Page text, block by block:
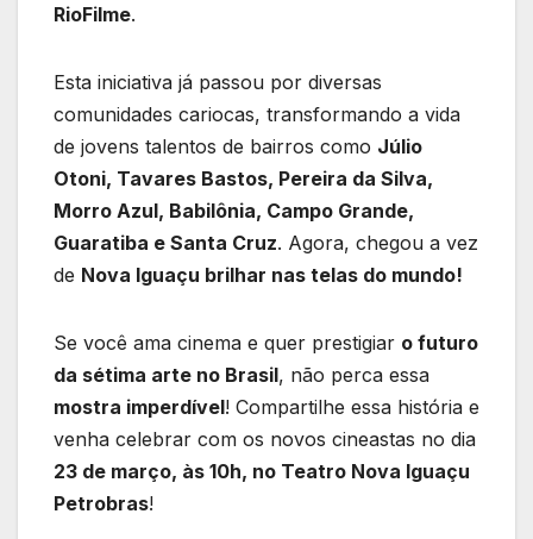
RioFilme.
Esta iniciativa já passou por diversas
comunidades cariocas, transformando a vida
de jovens talentos de bairros como Júlio
Otoni, Tavares Bastos, Pereira da Silva,
Morro Azul, Babilônia, Campo Grande,
Guaratiba e Santa Cruz. Agora, chegou a vez
de Nova Iguaçu brilhar nas telas do mundo!
Se você ama cinema e quer prestigiar o futuro
da sétima arte no Brasil, não perca essa
mostra imperdível! Compartilhe essa história e
venha celebrar com os novos cineastas no dia
23 de março, às 10h, no Teatro Nova Iguaçu
Petrobras!